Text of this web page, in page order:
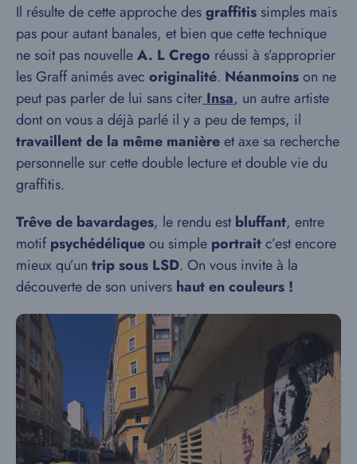
Il résulte de cette approche desgraffitis simples mais
pas pour autant banales, et bien que cette technique
ne soit pas nouvelleA. L Crego réussi à s’approprier
les Graff animés avec originalité. Néanmoinson ne
peut pas parler de lui sans citer Insa, un autre artiste
dont on vous a déjà parlé il y a peu de temps, il
travaillent de la même manièreet axe sa recherche
personnelle sur cette double lecture et double vie du
graffitis.
Trêve de bavardages, le rendu estbluffant, entre
motifpsychédéliqueou simple portraitc’est encore
mieux qu’un trip sous LSD. On vous invite à la
découverte de son univers haut en couleurs !